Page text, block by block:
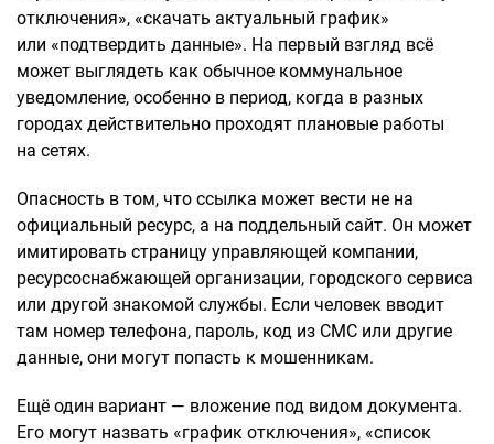
отключения», «скачать актуальный график»
или «подтвердить данные». На первый взгляд всё
может выглядеть как обычное коммунальное
уведомление, особенно в период, когда в разных
городах действительно проходят плановые работы
на сетях.
Опасность в том, что ссылка может вести не на
официальный ресурс, а на поддельный сайт. Он может
имитировать страницу управляющей компании,
ресурсоснабжающей организации, городского сервиса
или другой знакомой службы. Если человек вводит
там номер телефона, пароль, код из СМС или другие
данные, они могут попасть к мошенникам.
Ещё один вариант — вложение под видом документа.
Его могут назвать «график отключения», «список